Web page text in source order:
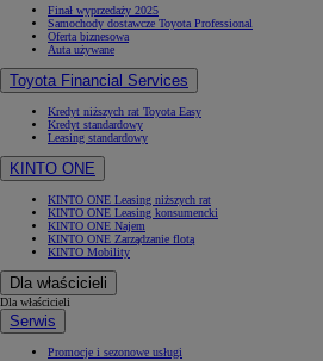
Finał wyprzedaży 2025
Samochody dostawcze Toyota Professional
Oferta biznesowa
Auta używane
Toyota Financial Services
Kredyt niższych rat Toyota Easy
Kredyt standardowy
Leasing standardowy
KINTO ONE
KINTO ONE Leasing niższych rat
KINTO ONE Leasing konsumencki
KINTO ONE Najem
KINTO ONE Zarządzanie flotą
KINTO Mobility
Dla właścicieli
Dla właścicieli
Serwis
Promocje i sezonowe usługi